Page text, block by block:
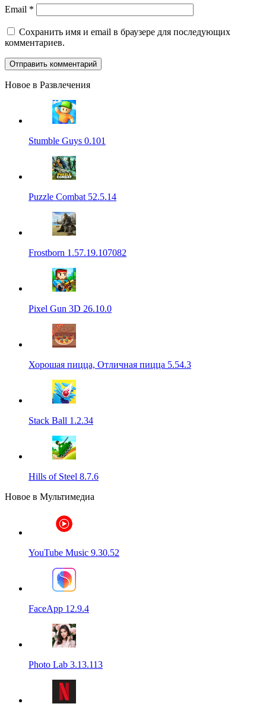
Email *
Сохранить имя и email в браузере для последующих
комментариев.
Новое в Развлечения
Stumble Guys 0.101
Puzzle Combat 52.5.14
Frostborn 1.57.19.107082
Pixel Gun 3D 26.10.0
Хорошая пицца, Отличная пицца 5.54.3
Stack Ball 1.2.34
Hills of Steel 8.7.6
Новое в Мультимедиа
YouTube Music 9.30.52
FaceApp 12.9.4
Photo Lab 3.13.113